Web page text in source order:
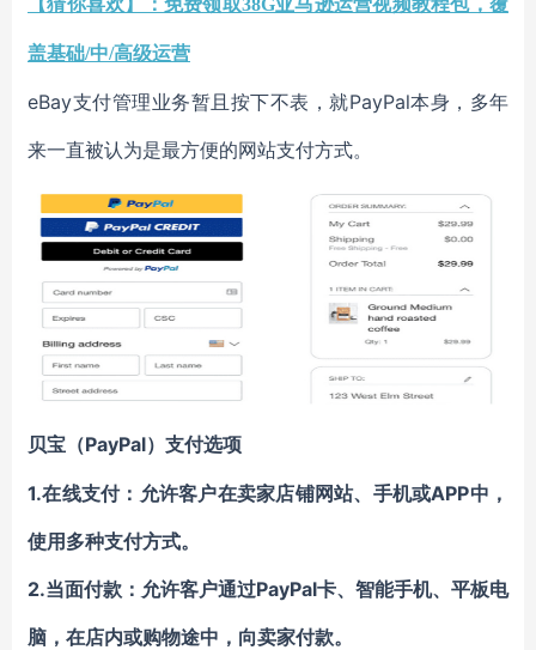
【猜你喜欢】：免费领取38G亚马逊运营视频教程包，覆
盖基础/中/高级运营
eBay支付管理业务暂且按下不表，就PayPal本身，多年
来一直被认为是最方便的网站支付方式。
贝宝（PayPal）支付选项
1.在线支付：允许客户在卖家店铺网站、手机或APP中，
使用多种支付方式。
2.当面付款：允许客户通过PayPal卡、智能手机、平板电
脑，在店内或购物途中，向卖家付款。